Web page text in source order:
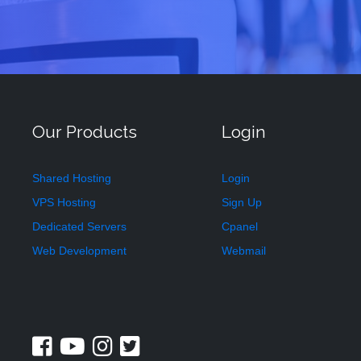
Our Products
Shared Hosting
VPS Hosting
Dedicated Servers
Web Development
Login
Login
Sign Up
Cpanel
Webmail